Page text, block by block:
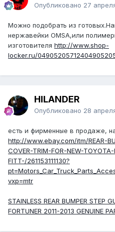
Опубликовано 27
Можно подобрать из
нержавейки OMSA,или
изготовителя http://www.shop-
locker.ru/
HILANDER
Опубликовано 28
есть и фирменные в продаже,
http://www.ebay.com/itm/REAR-
COVER-TRIM-FOR-NEW-
FITT-/261153111130?
vxp=mtr
STAINLESS REAR BUMPER STEP
FORTUNER 2011-2013 GENUINE